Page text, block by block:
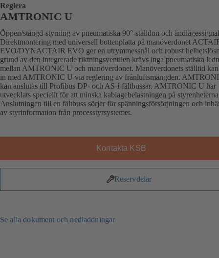
Reglera
AMTRONIC U
Öppen/stängd-styrning av pneumatiska 90°-ställdon och
Direktmontering med universell bottenplatta på manöverdonet
EVO/DYNACTAIR EVO ger en utrymmessnål och robust
grund av den integrerade riktningsventilen krävs inga pneumatiska
mellan AMTRONIC U och manöverdonet. Manöverdonets ställtid kan
in med AMTRONIC U via reglering av frånluftsmängden.
kan anslutas till Profibus DP- och AS-i-fältbussar. AMTRONIC U har
utvecklats speciellt för att minska kablagebelastningen på
Anslutningen till en fältbuss sörjer för spänningsförsörjningen och
av styrinformation från processtyrsystemet.
Kontakta KSB
Reservdelar
Se alla dokument och nedladdningar